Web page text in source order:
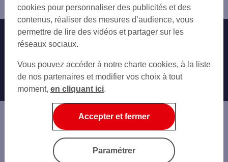
Nos engagements Nous contacter
Autres sites SG
Professionnels
Entreprises
Associations
Banque privée
Economie Publique
Informations légales
cookies pour personnaliser des publicités et des
contenus, réaliser des mesures d’audience, vous
permettre de lire des vidéos et partager sur les
réseaux sociaux.
Vous pouvez accéder à notre charte cookies, à la liste
de nos partenaires et modifier vos choix à tout
moment, en cliquant ici.
Accepter et fermer
Paramétrer